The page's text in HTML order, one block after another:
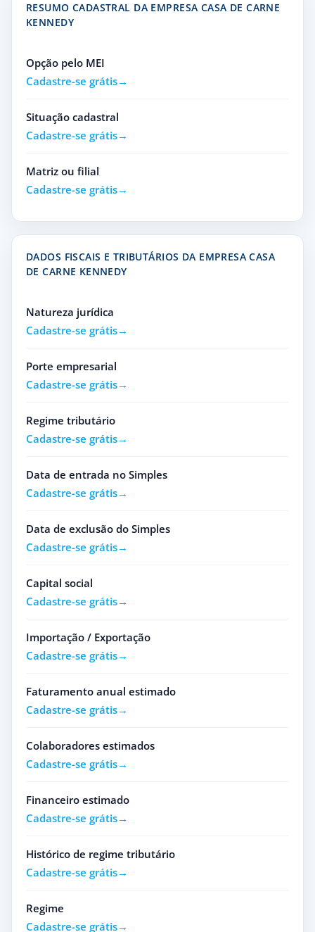
RESUMO CADASTRAL DA EMPRESA CASA DE CARNE
KENNEDY
Opção pelo MEI
Cadastre-se grátis
Situação cadastral
Cadastre-se grátis
Matriz ou filial
Cadastre-se grátis
DADOS FISCAIS E TRIBUTÁRIOS DA EMPRESA CASA
DE CARNE KENNEDY
Natureza jurídica
Cadastre-se grátis
Porte empresarial
Cadastre-se grátis
Regime tributário
Cadastre-se grátis
Data de entrada no Simples
Cadastre-se grátis
Data de exclusão do Simples
Cadastre-se grátis
Capital social
Cadastre-se grátis
Importação / Exportação
Cadastre-se grátis
Faturamento anual estimado
Cadastre-se grátis
Colaboradores estimados
Cadastre-se grátis
Financeiro estimado
Cadastre-se grátis
Histórico de regime tributário
Cadastre-se grátis
Regime
Cadastre-se grátis